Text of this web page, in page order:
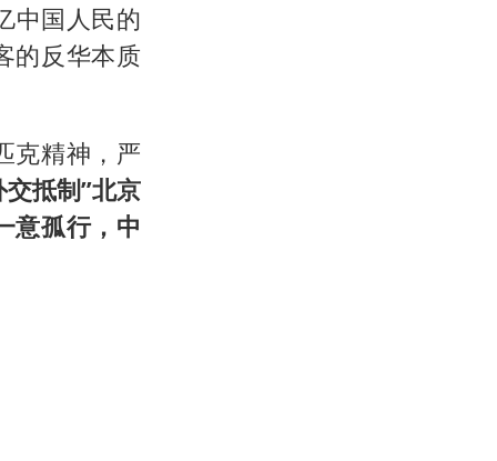
中国人民的
的反华本质
克精神，严
抵制”北京
意孤行，中